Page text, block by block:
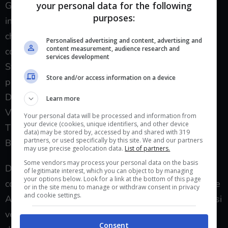
God[/mtg_card] o [mtg_card]Ugin, the
ineffable[/mtg_card] si pongono come grandi
chiusure pirotecniche all’interno di mazzi dediti al
controllo e al ragionamento. Al momento in
Standard si giocando davvero una pletora di
planeswalker differenti come [mtg_card]Liliana,
Dreadhorde General[/mtg_card],[mtg_card]Sorin,
Vengeful Bloodlord[/mtg_card], [mtg_card]Teferi,
Time Raveler[/mtg_card] o [mtg_card]Gideon
Blackblade[/mtg_card].
Dal punto di vista delle creature la situazione è
comunque abbastanza rosea:[mtg_card]Dreadhorde
Arcanist[/mtg_card] è una perfetta carta da Burn e si
vedrà plausibilmente fino all’uscita dell’espansione
your personal data for the following
purposes:
Personalised advertising and content, advertising and
content measurement, audience research and
services development
Store and/or access information on a device
Learn more
Your personal data will be processed and information from
your device (cookies, unique identifiers, and other device
data) may be stored by, accessed by and shared with 319
partners, or used specifically by this site. We and our partners
may use precise geolocation data. List of partners.
Some vendors may process your personal data on the basis
of legitimate interest, which you can object to by managing
your options below. Look for a link at the bottom of this page
or in the site menu to manage or withdraw consent in privacy
and cookie settings.
Consent